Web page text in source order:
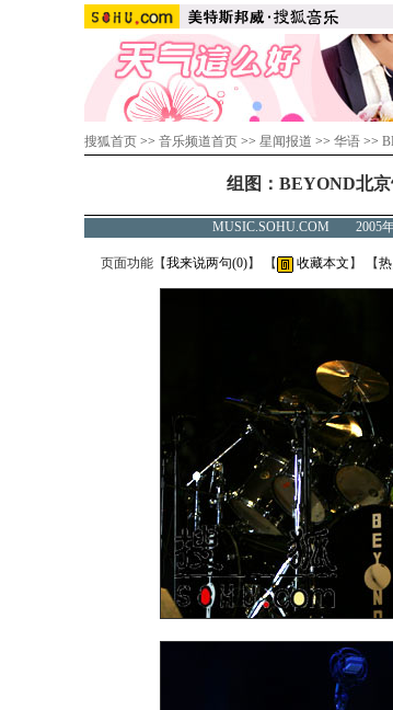
搜狐首页 >> 音乐频道首页 >> 星闻报道 >> 华语 >>
组图：BEYOND北
MUSIC.SOHU.COM 2005
页面功能【我来说两句(0)】 【 收藏本文 】 【